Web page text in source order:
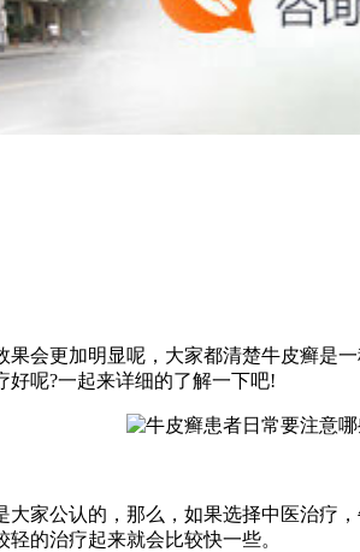
更加明显呢，大家都清楚牛皮癣是一
呢?一起来详细的了解一下吧!
公认的，那么，如果选择中医治疗
的治疗起来就会比较快一些。